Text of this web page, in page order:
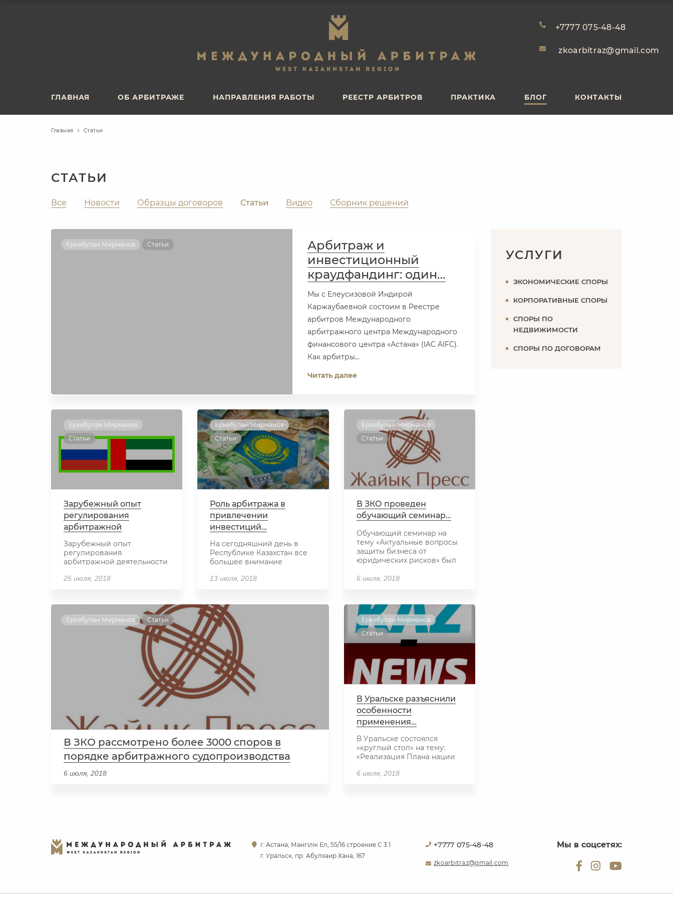
+7777 075-48-48
zkoarbitraz@gmail.com
ГЛАВНАЯ ОБ АРБИТРАЖЕ НАПРАВЛЕНИЯ РАБОТЫ РЕЕСТР АРБИТРОВ ПРАКТИКА БЛОГ КОНТАКТЫ
РЕЕСТР АРБИТРОВ
Главная Статьи
СТАТЬИ
Все Новости Образцы договоров Статьи Видео Сборник решений
Еркебулан Мирманов Статьи
Арбитраж и
инвестиционный
краудфандинг: один…
Мы с Елеусизовой Индирой
Каржаубаевной состоим в Реестре
арбитров Международного
арбитражного центра Международного
финансового центра «Астана» (IAC AIFC).
Как арбитры…
Читать далее
Еркебулан Мирманов
Статьи
Зарубежный опыт
регулирования
арбитражной
деятельности
Зарубежный опыт
регулирования
арбитражной деятельности
арбитражного разбирател...
25 июля, 2018
Еркебулан Мирманов
Статьи
Роль арбитража в
привлечении
инвестиций…
На сегодняшний день в
Республике Казахстан все
большее внимание
инвестиций, в том ч...
13 июля, 2018
Еркебулан Мирманов
Статьи
В ЗКО проведен
обучающий семинар…
Обучающий семинар на
тему «Актуальные вопросы
защиты бизнеса от
юридических рисков» был
6 июля, 2018
Еркебулан Мирманов Статьи
В ЗКО рассмотрено более 3000 споров в
порядке арбитражного судопроизводства
6 июля, 2018
Еркебулан Мирманов
Статьи
В Уральске разъяснили
особенности
применения…
В Уральске состоялся
«круглый стол» на тему:
«Реализация Плана нации
урегулиров...
6 июля, 2018
УСЛУГИ
ЭКОНОМИЧЕСКИЕ СПОРЫ
КОРПОРАТИВНЫЕ СПОРЫ
СПОРЫ ПО
НЕДВИЖИМОСТИ
СПОРЫ ПО ДОГОВОРАМ
г. Астана, Мәнгілік Ел, 55/16 строение С 3.1
г. Уральск, пр. Абулхаир Хана, 167
+7777 075-48-48
zkoarbitraz@gmail.com
Мы в соцсетях: